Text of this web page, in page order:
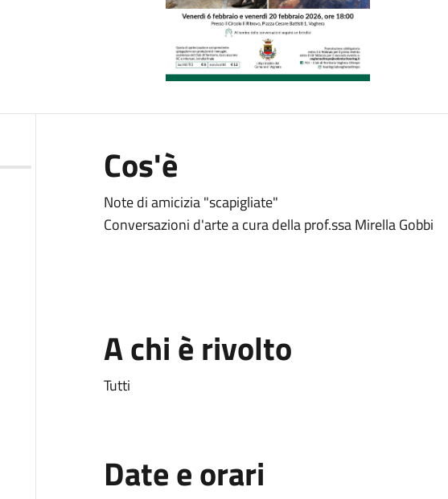
Cos'è
Note di amicizia "scapigliate"
Conversazioni d'arte a cura della prof.ssa Mirella Gobbi
A chi è rivolto
Tutti
Date e orari